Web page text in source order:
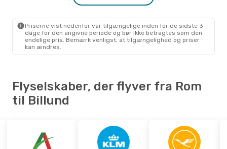
Priserne vist nedenfor var tilgængelige inden for de sidste 3
dage for den angivne periode og bør ikke betragtes som den
endelige pris. Bemærk venligst, at tilgængelighed og priser
kan ændres.
Flyselskaber, der flyver fra Rom
til Billund